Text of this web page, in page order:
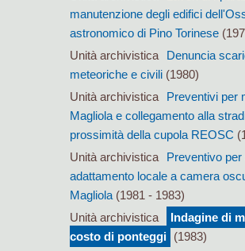
manutenzione degli edifici
astronomico di Pino Torinese
Unità archivistica
Denuncia
meteoriche e civili(1980)
Unità archivistica
Preventivi per
Magliola e collegamento alla
prossimità della cupola REOSC
Unità archivistica
Preventivo
adattamento locale a camera
Magliola(1981 - 1983)
Unità archivistica
Indagine di
costo di ponteggi
(1983)